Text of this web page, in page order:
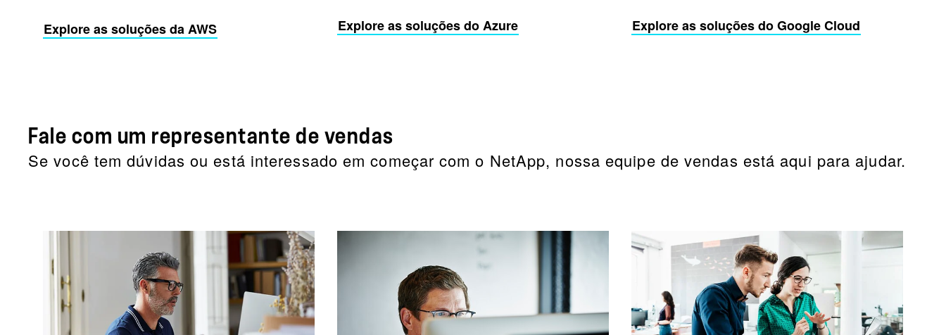
Explore as soluções da AWS
Explore as soluções do Azure
Explore as soluções do Google Cloud
Fale com um representante de vendas
Se você tem dúvidas ou está interessado em começar com o NetApp, nossa equipe de vendas está aqui para ajudar.